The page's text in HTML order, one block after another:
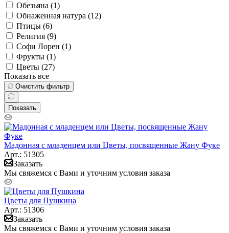
Обезьяна (1)
Обнаженная натура (12)
Птицы (6)
Религия (9)
Софи Лорен (1)
Фрукты (1)
Цветы (27)
Показать все
Очистить фильтр
Показать
Мадонная с младенцем или Цветы, посвященные Жану Фуке
Арт.: 51305
Заказать
Мы свяжемся с Вами и уточним условия заказа
Цветы для Пушкина
Арт.: 51306
Заказать
Мы свяжемся с Вами и уточним условия заказа